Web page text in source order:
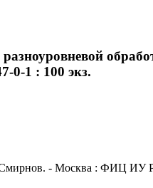
0-1 : 100 экз.
Смирнов. - Москва : ФИЦ